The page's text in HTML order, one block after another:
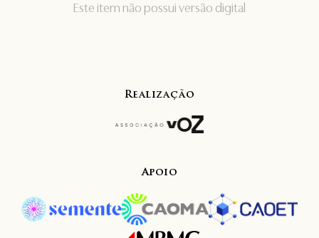
Este item não possui versão digital
Realização
Apoio